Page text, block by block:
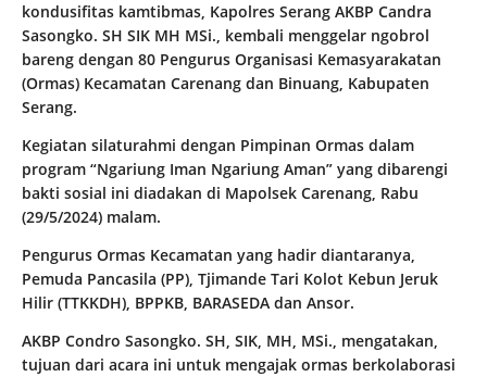
kondusifitas kamtibmas, Kapolres Serang AKBP Candra
Sasongko. SH SIK MH MSi., kembali menggelar ngobrol
bareng dengan 80 Pengurus Organisasi Kemasyarakatan
(Ormas) Kecamatan Carenang dan Binuang, Kabupaten
Serang.
Kegiatan silaturahmi dengan Pimpinan Ormas dalam
program “Ngariung Iman Ngariung Aman” yang dibarengi
bakti sosial ini diadakan di Mapolsek Carenang, Rabu
(29/5/2024) malam.
Pengurus Ormas Kecamatan yang hadir diantaranya,
Pemuda Pancasila (PP), Tjimande Tari Kolot Kebun Jeruk
Hilir (TTKKDH), BPPKB, BARASEDA dan Ansor.
AKBP Condro Sasongko. SH, SIK, MH, MSi., mengatakan,
tujuan dari acara ini untuk mengajak ormas berkolaborasi